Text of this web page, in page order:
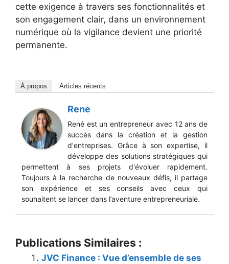
cette exigence à travers ses fonctionnalités et
son engagement clair, dans un environnement
numérique où la vigilance devient une priorité
permanente.
À propos Articles récents
Rene
René est un entrepreneur avec 12 ans de
succès dans la création et la gestion
d'entreprises. Grâce à son expertise, il
développe des solutions stratégiques qui
permettent à ses projets d'évoluer rapidement.
Toujours à la recherche de nouveaux défis, il partage
son expérience et ses conseils avec ceux qui
souhaitent se lancer dans l’aventure entrepreneuriale.
Publications Similaires :
JVC Finance : Vue d’ensemble de ses